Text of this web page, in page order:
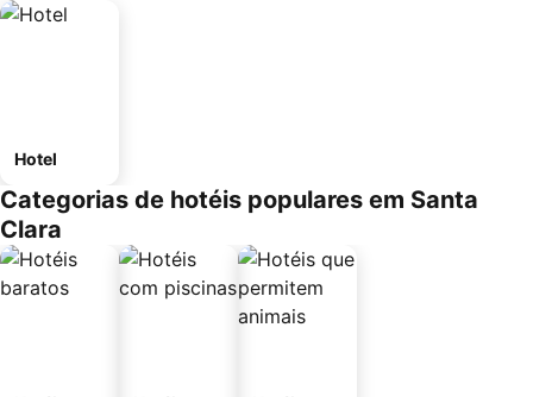
Hotel
Categorias de hotéis populares em Santa
Clara